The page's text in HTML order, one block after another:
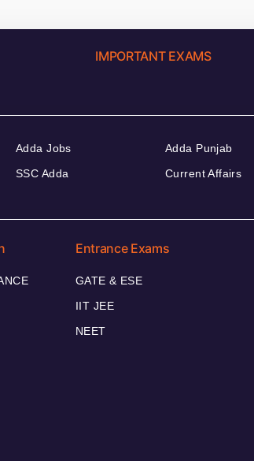
IMPORTANT EXAMS
Adda Jobs
SSC Adda
Adda Punjab
Current Affairs
Entrance Exams
GATE & ESE
IIT JEE
NEET